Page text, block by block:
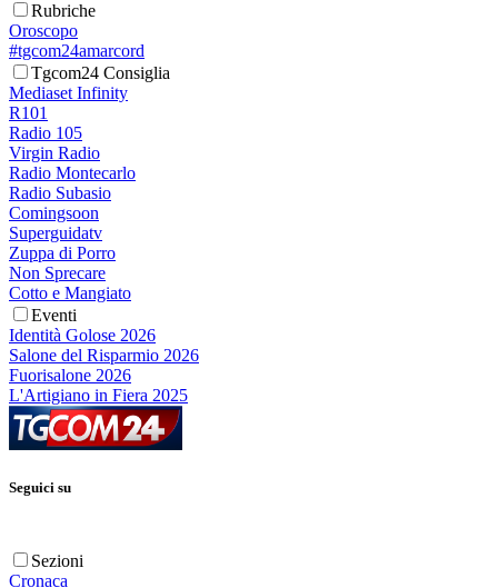
Rubriche
Oroscopo
#tgcom24amarcord
Tgcom24 Consiglia
Mediaset Infinity
R101
Radio 105
Virgin Radio
Radio Montecarlo
Radio Subasio
Comingsoon
Superguidatv
Zuppa di Porro
Non Sprecare
Cotto e Mangiato
Eventi
Identità Golose 2026
Salone del Risparmio 2026
Fuorisalone 2026
L'Artigiano in Fiera 2025
Seguici su
Sezioni
Cronaca